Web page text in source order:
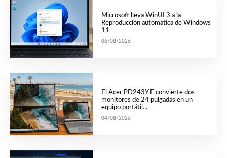
Microsoft lleva WinUI 3 a la
Reproducción automática de Windows
11
06/08/2026
El Acer PD243Y E convierte dos
monitores de 24 pulgadas en un
equipo portátil...
04/08/2026